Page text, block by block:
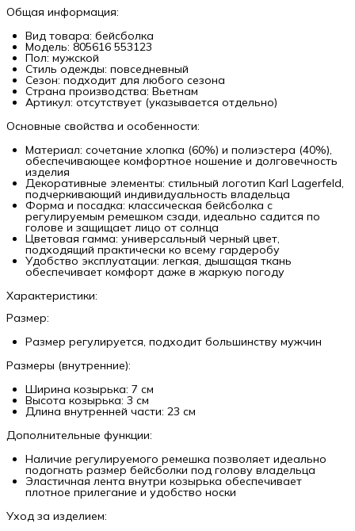
Общая информация:
Вид товара: бейсболка
Модель: 805616 553123
Пол: мужской
Стиль одежды: повседневный
Сезон: подходит для любого сезона
Страна производства: Вьетнам
Артикул: отсутствует (указывается отдельно)
Основные свойства и особенности:
Материал: сочетание хлопка (60%) и полиэстера (40%),
обеспечивающее комфортное ношение и долговечность
изделия
Декоративные элементы: стильный логотип Karl Lagerfeld,
подчеркивающий индивидуальность владельца
Форма и посадка: классическая бейсболка с
регулируемым ремешком сзади, идеально садится по
голове и защищает лицо от солнца
Цветовая гамма: универсальный черный цвет,
подходящий практически ко всему гардеробу
Удобство эксплуатации: легкая, дышащая ткань
обеспечивает комфорт даже в жаркую погоду
Характеристики:
Размер:
Размер регулируется, подходит большинству мужчин
Размеры (внутренние):
Ширина козырька: 7 см
Высота козырька: 3 см
Длина внутренней части: 23 см
Дополнительные функции:
Наличие регулируемого ремешка позволяет идеально
подогнать размер бейсболки под голову владельца
Эластичная лента внутри козырька обеспечивает
плотное прилегание и удобство носки
Уход за изделием: